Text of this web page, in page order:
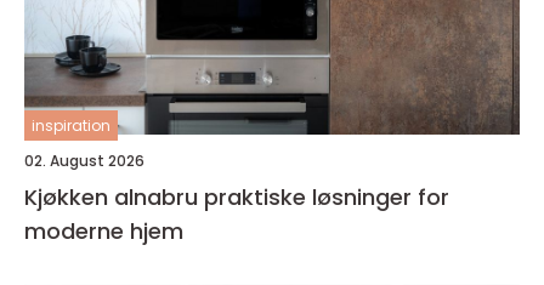
inspiration
02. August 2026
Kjøkken alnabru praktiske løsninger for
moderne hjem